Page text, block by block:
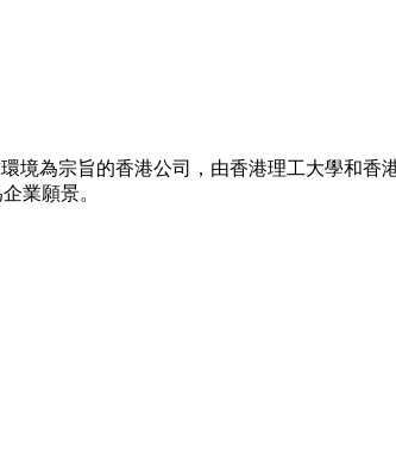
境為宗旨的香港公司，由香港理工大學和
業願景。